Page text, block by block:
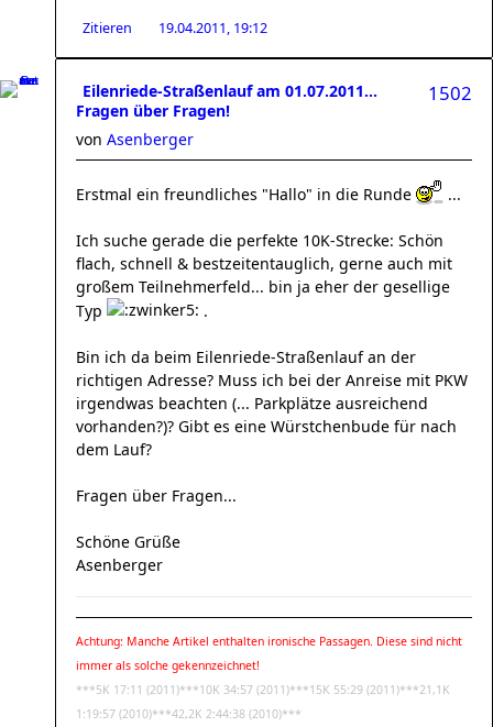
Zitieren 19.04.2011, 19:12
Eilenriede-Straßenlauf am 01.07.2011...
Fragen über Fragen!
1502
von Asenberger
Erstmal ein freundliches "Hallo" in die Runde ...
Ich suche gerade die perfekte 10K-Strecke: Schön
flach, schnell & bestzeitentauglich, gerne auch mit
großem Teilnehmerfeld... bin ja eher der gesellige
Typ
.
Bin ich da beim Eilenriede-Straßenlauf an der
richtigen Adresse? Muss ich bei der Anreise mit PKW
irgendwas beachten (... Parkplätze ausreichend
vorhanden?)? Gibt es eine Würstchenbude für nach
dem Lauf?
Fragen über Fragen...
Schöne Grüße
Asenberger
Achtung: Manche Artikel enthalten ironische Passagen. Diese sind nicht
immer als solche gekennzeichnet!
***5K 17:11 (2011)***10K 34:57 (2011)***15K 55:29 (2011)***21,1K
1:19:57 (2010)***42,2K 2:44:38 (2010)***